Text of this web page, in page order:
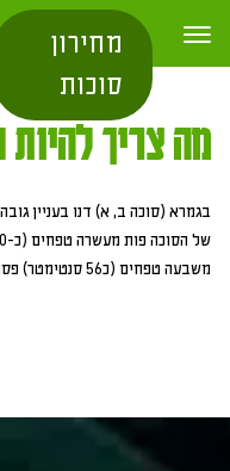
מחירון
סוכות
מה צריך
בגמרא (סוכה ב, א) דנו בעניין
משבעה טפחים (כ56 סנטימטר) פסולה.